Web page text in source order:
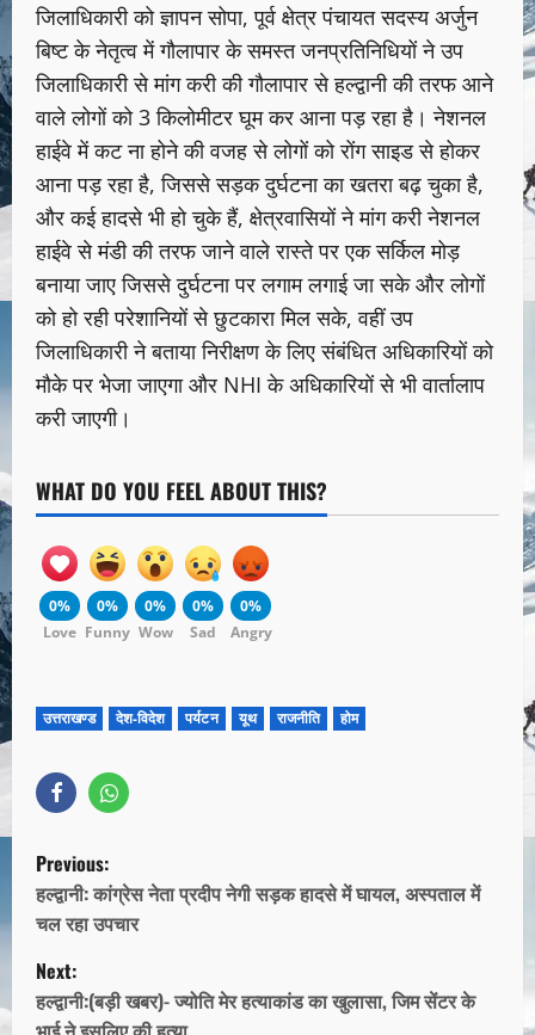
जिलाधिकारी को ज्ञापन सोपा, पूर्व क्षेत्र पंचायत सदस्य अर्जुन
बिष्ट के नेतृत्व में गौलापार के समस्त जनप्रतिनिधियों ने उप
जिलाधिकारी से मांग करी की गौलापार से हल्द्वानी की तरफ आने
वाले लोगों को 3 किलोमीटर घूम कर आना पड़ रहा है। नेशनल
हाईवे में कट ना होने की वजह से लोगों को रोंग साइड से होकर
आना पड़ रहा है, जिससे सड़क दुर्घटना का खतरा बढ़ चुका है,
और कई हादसे भी हो चुके हैं, क्षेत्रवासियों ने मांग करी नेशनल
हाईवे से मंडी की तरफ जाने वाले रास्ते पर एक सर्किल मोड़
बनाया जाए जिससे दुर्घटना पर लगाम लगाई जा सके और लोगों
को हो रही परेशानियों से छुटकारा मिल सके, वहीं उप
जिलाधिकारी ने बताया निरीक्षण के लिए संबंधित अधिकारियों को
मौके पर भेजा जाएगा और NHI के अधिकारियों से भी वार्तालाप
करी जाएगी।
WHAT DO YOU FEEL ABOUT THIS?
0%
Love
0%
Funny
0%
Wow
0%
Sad
0%
Angry
उत्तराखण्ड देश-विदेश पर्यटन यूथ राजनीति होम
Previous:
हल्द्वानी: कांग्रेस नेता प्रदीप नेगी सड़क हादसे में घायल, अस्पताल में
चल रहा उपचार
Next:
हल्द्वानी:(बड़ी खबर)- ज्योति मेर हत्याकांड का खुलासा, जिम सेंटर के